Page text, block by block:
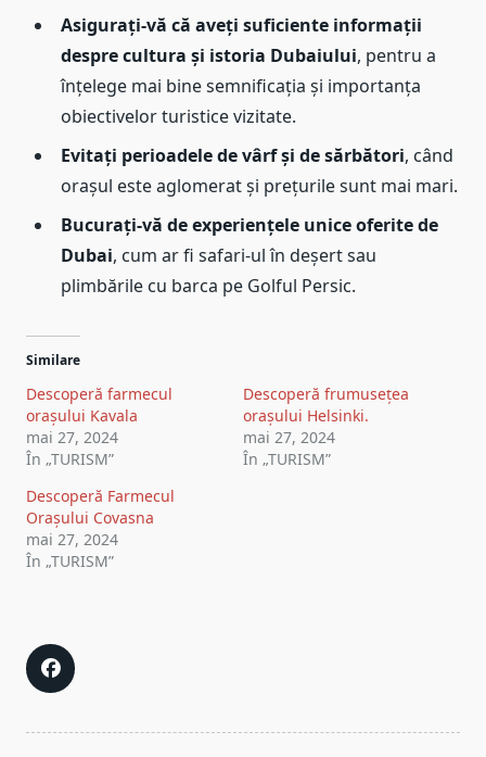
Asigurați-vă că aveți suficiente informații
despre cultura și istoria Dubaiului, pentru a
înțelege mai bine semnificația și importanța
obiectivelor turistice vizitate.
Evitați perioadele de vârf și de sărbători, când
orașul este aglomerat și prețurile sunt mai mari.
Bucurați-vă de experiențele unice oferite de
Dubai, cum ar fi safari-ul în deșert sau
plimbările cu barca pe Golful Persic.
Similare
Descoperă farmecul
orașului Kavala
mai 27, 2024
În „TURISM”
Descoperă frumusețea
orașului Helsinki.
mai 27, 2024
În „TURISM”
Descoperă Farmecul
Orașului Covasna
mai 27, 2024
În „TURISM”